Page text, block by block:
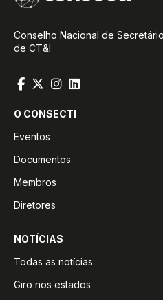
Conselho Nacional de
de CT&I
O CONSECTI
Eventos
Documentos
Membros
Diretores
NOTÍCIAS
Todas as notícias
Giro nos estados